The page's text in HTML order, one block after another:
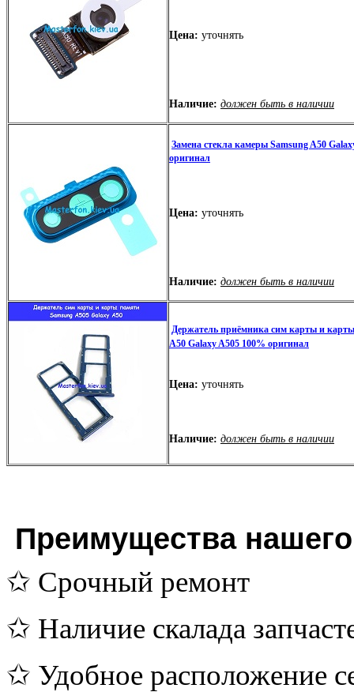
Цена: уточнять
Наличие: должен быть в наличии
Замена стекла камеры Samsung A50
оригинал
Цена: уточнять
Наличие: должен быть в наличии
Держатель приёмника сим карты и
A50 Galaxy A505 100% оригинал
Цена: уточнять
Наличие: должен быть в наличии
Преимущества
✩ Срочный ремонт
✩ Наличие скалада
✩ Удобное расположение